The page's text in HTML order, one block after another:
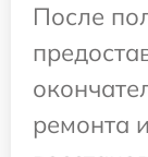
После
ремонта